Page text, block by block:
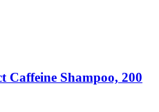
Caffeine Shampoo, 200